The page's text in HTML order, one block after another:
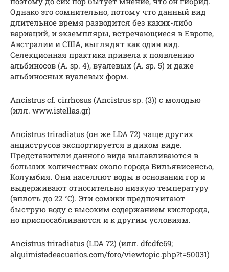
Однако это сомнительно, потому что данный вид
длительное время разводится без каких-либо
вариаций, и экземпляры, встречающиеся в Европе,
Австралии и США, выглядят как один вид.
Селекционная практика привела к появлению
альбиносов (A. sp. 4), вуалевых (A. sp. 5) и даже
альбиносных вуалевых форм.
Ancistrus cf. cirrhosus (Ancistrus sp. (3)) с молодью
(илл. www.istellas.gr)
Ancistrus triradiatus (он же LDA 72) чаще других
анциструсов экспортируется в диком виде.
Представители данного вида вылавливаются в
больших количествах около города Вильявисенсьо,
Колумбия. Они населяют воды в основании гор и
выдерживают относительно низкую температуру
(вплоть до 22 °C). Эти сомики предпочитают
быструю воду с высоким содержанием кислорода,
но приспосабливаются и к другим условиям.
Ancistrus triradiatus (LDA 72) (илл. dfcdfc69;
alquimistadeacuarios.com/foro/viewtopic.php?t=50031)